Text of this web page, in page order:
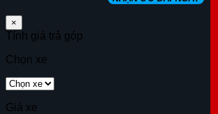
×
Tính giá trả góp
Chọn xe
Giá xe